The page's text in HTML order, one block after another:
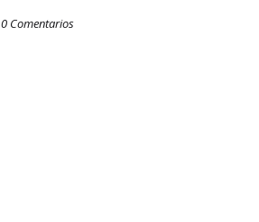
0 Comentarios